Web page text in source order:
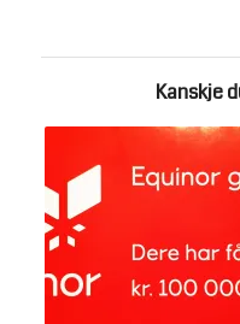
Kanskje